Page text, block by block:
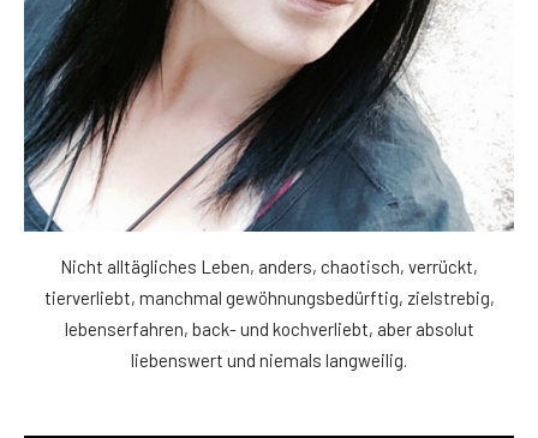
Nicht alltägliches Leben, anders, chaotisch, verrückt,
tierverliebt, manchmal gewöhnungsbedürftig, zielstrebig,
lebenserfahren, back- und kochverliebt, aber absolut
liebenswert und niemals langweilig.